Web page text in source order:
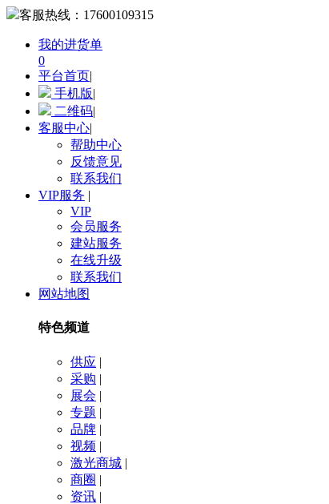
客服热线： 17600109315
我的进货单
0
平台首页|
手机版|
二维码|
客服中心|
帮助中心
反馈意见
联系我们
VIP服务 |
VIP
会员服务
建站服务
在线升级
联系我们
网站地图
特色频道
供应 |
采购 |
展会 |
专题 |
品牌 |
视频 |
激光商城 |
商圈 |
资讯 |